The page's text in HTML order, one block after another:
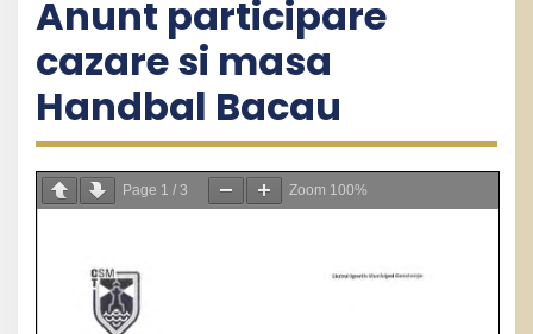
Anunt participare
cazare si masa
Handbal Bacau
Page 1 / 3 Zoom 100%